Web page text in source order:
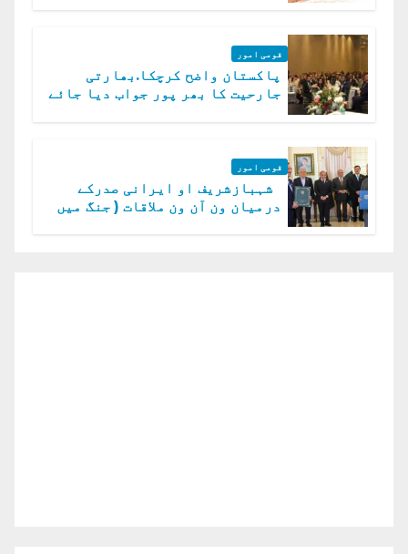
قومی امور
پاکستان واضح کرچکا.بھارتی
جارحیت کا بھر پور جواب دیا جائے
قومی امور
شہبازشریف او ایرانی صدرکے
درمیان ون آن ون ملاقات ( جنگ میں